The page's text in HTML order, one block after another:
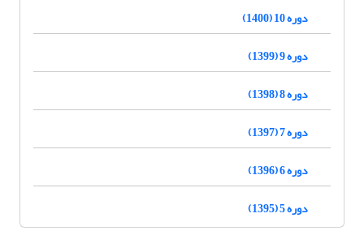
دوره 10 (1400)
دوره 9 (1399)
دوره 8 (1398)
دوره 7 (1397)
دوره 6 (1396)
دوره 5 (1395)